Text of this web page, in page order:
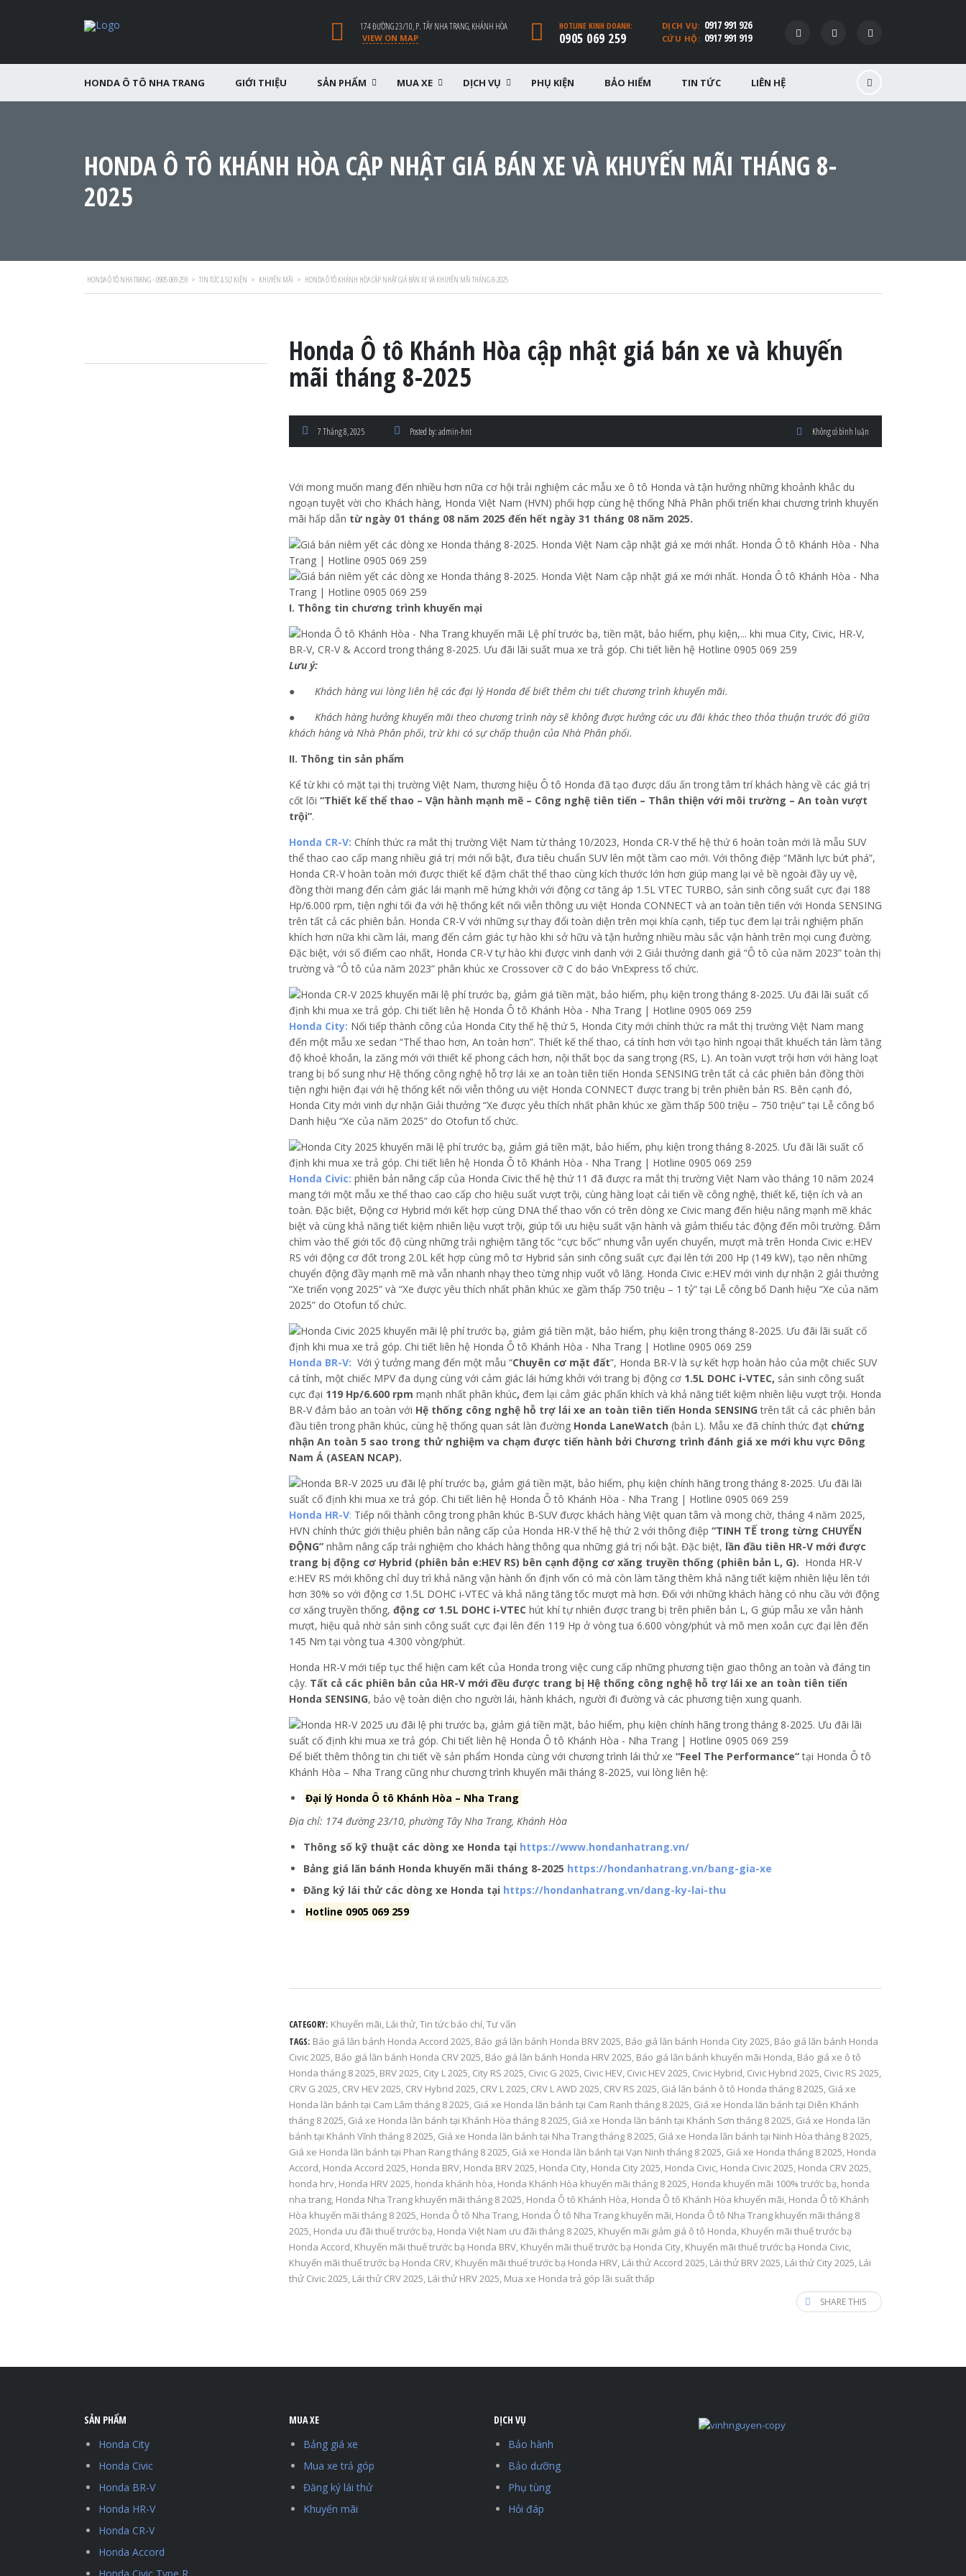
DỊCH VỤ: 0917 991 926
CỨU HỘ: 0917 991 919
HOTLINE KINH DOANH:
0905 069 259
174 ĐƯỜNG 23/10, P. TÂY NHA TRANG, KHÁNH HÒA
VIEW ON MAP
HONDA Ô TÔ NHA TRANG GIỚI THIỆU SẢN PHẨM MUA XE DỊCH VỤ PHỤ KIỆN BẢO HIỂM TIN TỨC LIÊN HỆ
HONDA Ô TÔ KHÁNH HÒA CẬP NHẬT GIÁ BÁN XE VÀ KHUYẾN MÃI THÁNG 8-
2025
HONDA Ô TÔ NHA TRANG - 0905 069 259 > TIN TỨC & SỰ KIỆN > KHUYẾN MÃI > HONDA Ô TÔ KHÁNH HÒA CẬP NHẬT GIÁ BÁN XE VÀ KHUYẾN MÃI THÁNG 8-2025
Honda Ô tô Khánh Hòa cập nhật giá bán xe và khuyến
mãi tháng 8-2025
7 Tháng 8, 2025 Posted by:admin-hnt Không có bình luận
Với mong muốn mang đến nhiều hơn nữa cơ hội trải nghiệm các mẫu xe ô tô Honda và tận hưởng những khoảnh khắc du
ngoạn tuyệt vời cho Khách hàng, Honda Việt Nam (HVN) phối hợp cùng hệ thống Nhà Phân phối triển khai chương trình khuyến
mãi hấp dẫn từ ngày 01 tháng 08 năm 2025 đến hết ngày 31 tháng 08 năm 2025.
I. Thông tin chương trình khuyến mại
Lưu ý:
● Khách hàng vui lòng liên hệ các đại lý Honda để biết thêm chi tiết chương trình khuyến mãi.
● Khách hàng hưởng khuyến mãi theo chương trình này sẽ không được hưởng các ưu đãi khác theo thỏa thuận trước đó giữa
khách hàng và Nhà Phân phối, trừ khi có sự chấp thuận của Nhà Phân phối.
II. Thông tin sản phẩm
Kể từ khi có mặt tại thị trường Việt Nam, thương hiệu Ô tô Honda đã tạo được dấu ấn trong tâm trí khách hàng về các giá trị
cốt lõi “Thiết kế thể thao – Vận hành mạnh mẽ – Công nghệ tiên tiến – Thân thiện với môi trường – An toàn vượt
trội”.
Honda CR-V: Chính thức ra mắt thị trường Việt Nam từ tháng 10/2023, Honda CR-V thế hệ thứ 6 hoàn toàn mới là mẫu SUV
thể thao cao cấp mang nhiều giá trị mới nổi bật, đưa tiêu chuẩn SUV lên một tầm cao mới. Với thông điệp “Mãnh lực bứt phá”,
Honda CR-V hoàn toàn mới được thiết kế đậm chất thể thao cùng kích thước lớn hơn giúp mang lại vẻ bề ngoài đầy uy vệ,
đồng thời mang đến cảm giác lái mạnh mẽ hứng khởi với động cơ tăng áp 1.5L VTEC TURBO, sản sinh công suất cực đại 188
Hp/6.000 rpm, tiện nghi tối đa với hệ thống kết nối viễn thông ưu việt Honda CONNECT và an toàn tiên tiến với Honda SENSING
trên tất cả các phiên bản. Honda CR-V với những sự thay đổi toàn diện trên mọi khía cạnh, tiếp tục đem lại trải nghiệm phấn
khích hơn nữa khi cầm lái, mang đến cảm giác tự hào khi sở hữu và tận hưởng nhiều màu sắc vận hành trên mọi cung đường.
Đặc biệt, với số điểm cao nhất, Honda CR-V tự hào khi được vinh danh với 2 Giải thưởng danh giá “Ô tô của năm 2023” toàn thị
trường và “Ô tô của năm 2023” phân khúc xe Crossover cỡ C do báo VnExpress tổ chức.
Honda City: Nối tiếp thành công của Honda City thế hệ thứ 5, Honda City mới chính thức ra mắt thị trường Việt Nam mang
đến một mẫu xe sedan “Thể thao hơn, An toàn hơn”. Thiết kế thể thao, cá tính hơn với tạo hình ngoại thất khuếch tán làm tăng
độ khoẻ khoắn, la zăng mới với thiết kế phong cách hơn, nội thất bọc da sang trọng (RS, L). An toàn vượt trội hơn với hàng loạt
trang bị bổ sung như Hệ thống công nghệ hỗ trợ lái xe an toàn tiên tiến Honda SENSING trên tất cả các phiên bản đồng thời
tiện nghi hiện đại với hệ thống kết nối viễn thông ưu việt Honda CONNECT được trang bị trên phiên bản RS. Bên cạnh đó,
Honda City mới vinh dự nhận Giải thưởng “Xe được yêu thích nhất phân khúc xe gầm thấp 500 triệu – 750 triệu” tại Lễ công bố
Danh hiệu “Xe của năm 2025” do Otofun tổ chức.
Honda Civic: phiên bản nâng cấp của Honda Civic thế hệ thứ 11 đã được ra mắt thị trường Việt Nam vào tháng 10 năm 2024
mang tới một mẫu xe thể thao cao cấp cho hiệu suất vượt trội, cùng hàng loạt cải tiến về công nghệ, thiết kế, tiện ích và an
toàn. Đặc biệt, Động cơ Hybrid mới kết hợp cùng DNA thể thao vốn có trên dòng xe Civic mang đến hiệu năng mạnh mẽ khác
biệt và cùng khả năng tiết kiệm nhiên liệu vượt trội, giúp tối ưu hiệu suất vận hành và giảm thiểu tác động đến môi trường. Đắm
chìm vào thế giới tốc độ cùng những trải nghiệm tăng tốc “cực bốc” nhưng vẫn uyển chuyển, mượt mà trên Honda Civic e:HEV
RS với động cơ đốt trong 2.0L kết hợp cùng mô tơ Hybrid sản sinh công suất cực đại lên tới 200 Hp (149 kW), tạo nên những
chuyển động đầy mạnh mẽ mà vẫn nhanh nhạy theo từng nhịp vuốt vô lăng. Honda Civic e:HEV mới vinh dự nhận 2 giải thưởng
“Xe triển vọng 2025” và “Xe được yêu thích nhất phân khúc xe gầm thấp 750 triệu – 1 tỷ” tại Lễ công bố Danh hiệu “Xe của năm
2025” do Otofun tổ chức.
Honda BR-V: Với ý tưởng mang đến một mẫu “Chuyên cơ mặt đất”, Honda BR-V là sự kết hợp hoàn hảo của một chiếc SUV
cá tính, một chiếc MPV đa dụng cùng với cảm giác lái hứng khởi với trang bị động cơ 1.5L DOHC i-VTEC, sản sinh công suất
cực đại 119 Hp/6.600 rpm mạnh nhất phân khúc, đem lại cảm giác phấn khích và khả năng tiết kiệm nhiên liệu vượt trội. Honda
BR-V đảm bảo an toàn với Hệ thống công nghệ hỗ trợ lái xe an toàn tiên tiến Honda SENSING trên tất cả các phiên bản
đầu tiên trong phân khúc, cùng hệ thống quan sát làn đường Honda LaneWatch (bản L). Mẫu xe đã chính thức đạt chứng
nhận An toàn 5 sao trong thử nghiệm va chạm được tiến hành bởi Chương trình đánh giá xe mới khu vực Đông
Nam Á (ASEAN NCAP).
Honda HR-V: Tiếp nối thành công trong phân khúc B-SUV được khách hàng Việt quan tâm và mong chờ, tháng 4 năm 2025,
HVN chính thức giới thiệu phiên bản nâng cấp của Honda HR-V thế hệ thứ 2 với thông điệp “TINH TẾ trong từng CHUYỂN
ĐỘNG” nhằm nâng cấp trải nghiệm cho khách hàng thông qua những giá trị nổi bật. Đặc biệt, lần đầu tiên HR-V mới được
trang bị động cơ Hybrid (phiên bản e:HEV RS) bên cạnh động cơ xăng truyền thống (phiên bản L, G). Honda HR-V
e:HEV RS mới không chỉ duy trì khả năng vận hành ổn định vốn có mà còn làm tăng thêm khả năng tiết kiệm nhiên liệu lên tới
hơn 30% so với động cơ 1.5L DOHC i-VTEC và khả năng tăng tốc mượt mà hơn. Đối với những khách hàng có nhu cầu với động
cơ xăng truyền thống, động cơ 1.5L DOHC i-VTEC hút khí tự nhiên được trang bị trên phiên bản L, G giúp mẫu xe vẫn hành
mượt, hiệu quả nhờ sản sinh công suất cực đại lên đến 119 Hp ở vòng tua 6.600 vòng/phút và mô men xoắn cực đại lên đến
145 Nm tại vòng tua 4.300 vòng/phút.
Honda HR-V mới tiếp tục thể hiện cam kết của Honda trong việc cung cấp những phương tiện giao thông an toàn và đáng tin
cậy. Tất cả các phiên bản của HR-V mới đều được trang bị Hệ thống công nghệ hỗ trợ lái xe an toàn tiên tiến
Honda SENSING, bảo vệ toàn diện cho người lái, hành khách, người đi đường và các phương tiện xung quanh.
Để biết thêm thông tin chi tiết về sản phẩm Honda cùng với chương trình lái thử xe “Feel The Performance”tại Honda Ô tô
Khánh Hòa – Nha Trang cũng như chương trình khuyến mãi tháng 8-2025, vui lòng liên hệ:
Đại lý Honda Ô tô Khánh Hòa – Nha Trang
Địa chỉ: 174 đường 23/10, phường Tây Nha Trang, Khánh Hòa
Thông số kỹ thuật các dòng xe Honda tại https://www.hondanhatrang.vn/
Bảng giá lăn bánh Honda khuyến mãi tháng 8-2025 https://hondanhatrang.vn/bang-gia-xe
Đăng ký lái thử các dòng xe Honda tại https://hondanhatrang.vn/dang-ky-lai-thu
Hotline 0905 069 259
CATEGORY: Khuyến mãi, Lái thử,Tin tức báo chí,Tư vấn
TAGS: Báo giá lăn bánh Honda Accord 2025, Báo giá lăn bánh Honda BRV 2025, Báo giá lăn bánh Honda City 2025, Báo giá lăn bánh Honda
Civic 2025, Báo giá lăn bánh Honda CRV 2025, Báo giá lăn bánh Honda HRV 2025, Báo giá lăn bánh khuyến mãi Honda, Báo giá xe ô tô
Honda tháng 8 2025, BRV 2025, City L 2025, City RS 2025, Civic G 2025, Civic HEV, Civic HEV 2025, Civic Hybrid, Civic Hybrid 2025, Civic RS 2025,
CRV G 2025, CRV HEV 2025, CRV Hybrid 2025, CRV L 2025, CRV L AWD 2025, CRV RS 2025, Giá lăn bánh ô tô Honda tháng 8 2025, Giá xe
Honda lăn bánh tại Cam Lâm tháng 8 2025, Giá xe Honda lăn bánh tại Cam Ranh tháng 8 2025, Giá xe Honda lăn bánh tại Diên Khánh
tháng 8 2025, Giá xe Honda lăn bánh tại Khánh Hòa tháng 8 2025, Giá xe Honda lăn bánh tại Khánh Sơn tháng 8 2025, Giá xe Honda lăn
bánh tại Khánh Vĩnh tháng 8 2025, Giá xe Honda lăn bánh tại Nha Trang tháng 8 2025, Giá xe Honda lăn bánh tại Ninh Hòa tháng 8 2025,
Giá xe Honda lăn bánh tại Phan Rang tháng 8 2025, Giá xe Honda lăn bánh tại Vạn Ninh tháng 8 2025, Giá xe Honda tháng 8 2025, Honda
Accord, Honda Accord 2025, Honda BRV, Honda BRV 2025, Honda City, Honda City 2025, Honda Civic, Honda Civic 2025, Honda CRV 2025,
honda hrv, Honda HRV 2025, honda khánh hòa, Honda Khánh Hòa khuyến mãi tháng 8 2025, Honda khuyến mãi 100% trước bạ, honda
nha trang, Honda Nha Trang khuyến mãi tháng 8 2025, Honda Ô tô Khánh Hòa, Honda Ô tô Khánh Hòa khuyến mãi, Honda Ô tô Khánh
Hòa khuyến mãi tháng 8 2025, Honda Ô tô Nha Trang, Honda Ô tô Nha Trang khuyến mãi, Honda Ô tô Nha Trang khuyến mãi tháng 8
2025, Honda ưu đãi thuế trước bạ, Honda Việt Nam ưu đãi tháng 8 2025, Khuyến mãi giảm giá ô tô Honda, Khuyến mãi thuế trước bạ
Honda Accord, Khuyến mãi thuế trước bạ Honda BRV, Khuyến mãi thuế trước bạ Honda City, Khuyến mãi thuế trước bạ Honda Civic,
Khuyến mãi thuế trước bạ Honda CRV, Khuyến mãi thuế trước bạ Honda HRV, Lái thử Accord 2025, Lái thử BRV 2025, Lái thử City 2025, Lái
thử Civic 2025, Lái thử CRV 2025, Lái thử HRV 2025, Mua xe Honda trả góp lãi suất thấp
SHARE THIS
SẢN PHẨM
Honda City
Honda Civic
Honda BR-V
Honda HR-V
Honda CR-V
Honda Accord
MUA XE
Bảng giá xe
Mua xe trả góp
Đăng ký lái thử
Khuyến mãi
DỊCH VỤ
Bảo hành
Bảo dưỡng
Phụ tùng
Hỏi đáp